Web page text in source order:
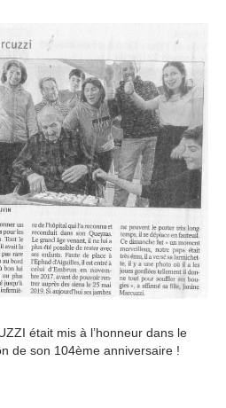
était mis à l’honneur dans le
de son 104ème anniversaire !